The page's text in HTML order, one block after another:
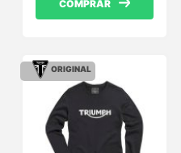
COMPRAR
ORIGINAL